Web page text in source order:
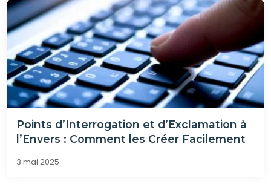
Points d’Interrogation et d’Exclamation à
l’Envers : Comment les Créer Facilement
3 mai 2025